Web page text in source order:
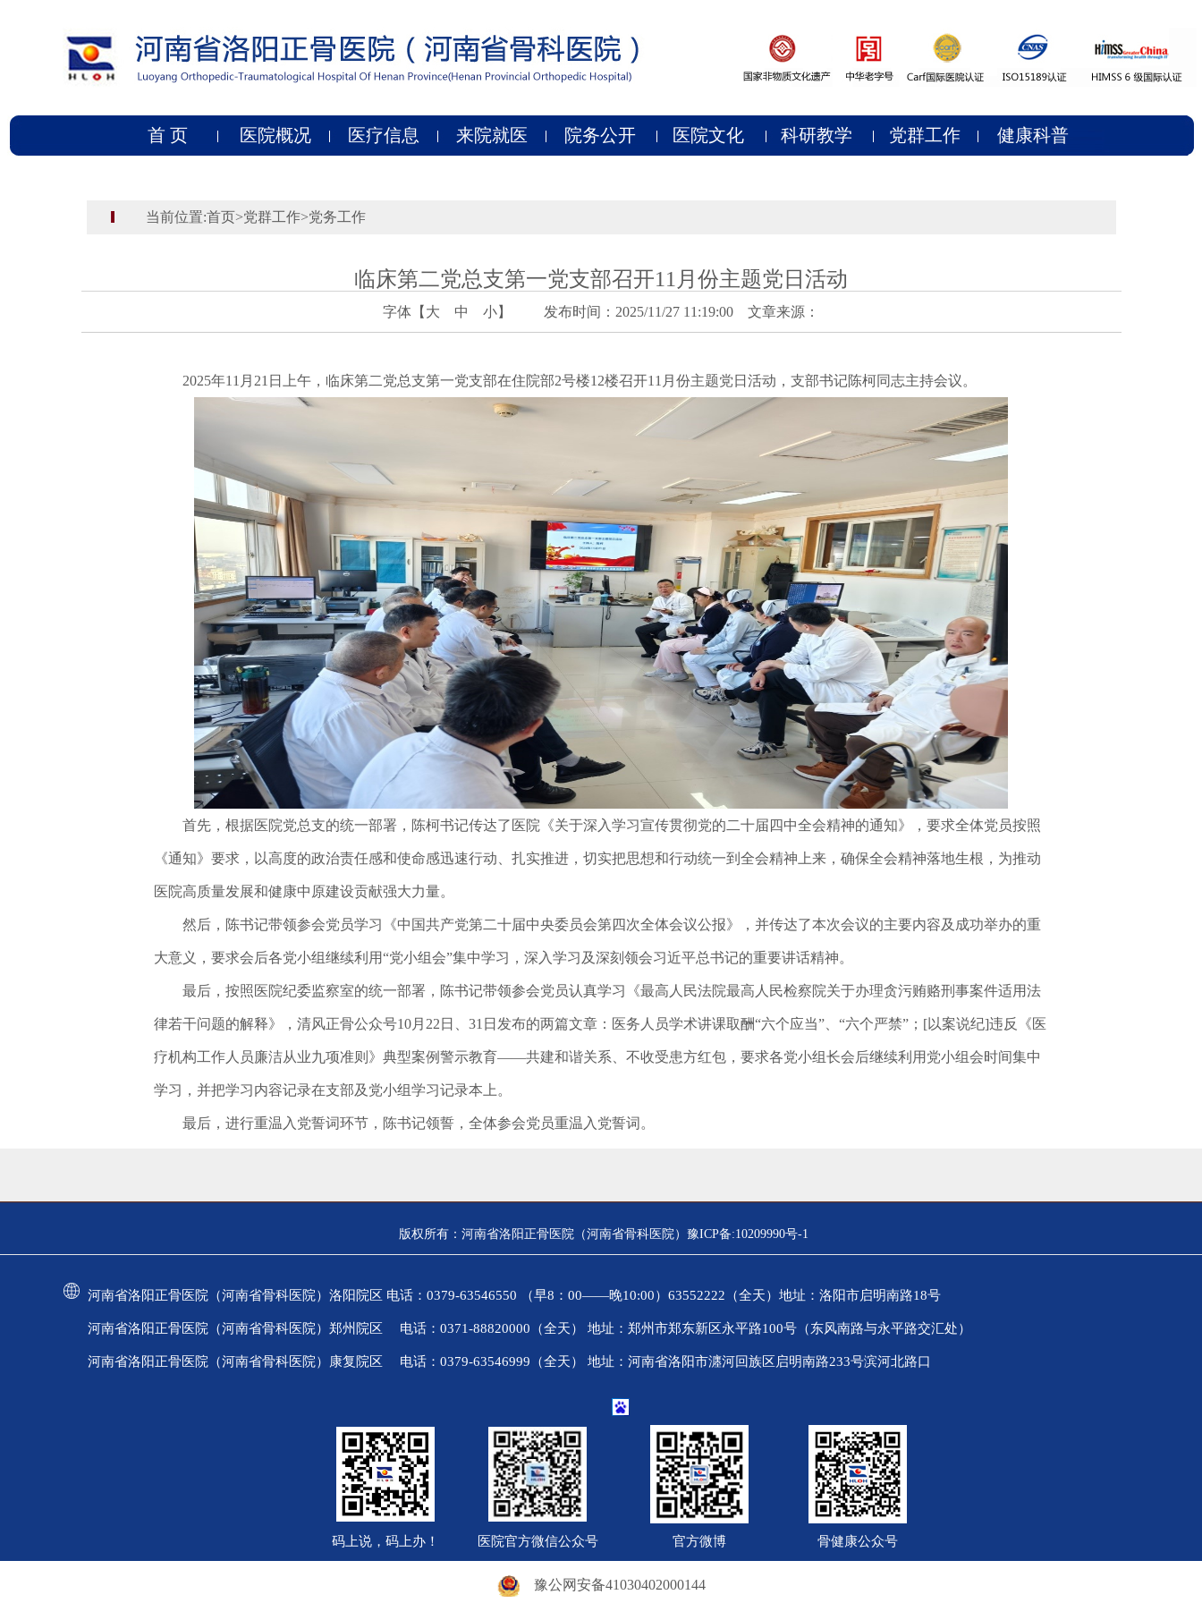
首 页 医院概况 医疗信息 来院就医 院务公开 医院文化 科研教学 党群工作 健康科普
当前位置:首页>党群工作>党务工作
临床第二党总支第一党支部召开11月份主题党日活动
字体【 大 中 小】 发布时间：2025/11/27 11:19:00 文章来源：
2025年11月21日上午，临床第二党总支第一党支部在住院部2号楼12楼召开11月份主题党日活动，支部书记陈柯同志主持会议。
首先，根据医院党总支的统一部署，陈柯书记传达了医院《关于深入学习宣传贯彻党的二十届四中全会精神的通知》，要求全体党员按照
《通知》要求，以高度的政治责任感和使命感迅速行动、扎实推进，切实把思想和行动统一到全会精神上来，确保全会精神落地生根，为推动
医院高质量发展和健康中原建设贡献强大力量。
然后，陈书记带领参会党员学习《中国共产党第二十届中央委员会第四次全体会议公报》，并传达了本次会议的主要内容及成功举办的重
大意义，要求会后各党小组继续利用“党小组会”集中学习，深入学习及深刻领会习近平总书记的重要讲话精神。
最后，按照医院纪委监察室的统一部署，陈书记带领参会党员认真学习《最高人民法院最高人民检察院关于办理贪污贿赂刑事案件适用法
律若干问题的解释》，清风正骨公众号10月22日、31日发布的两篇文章：医务人员学术讲课取酬“六个应当”、“六个严禁”；[以案说纪]违反《医
疗机构工作人员廉洁从业九项准则》典型案例警示教育——共建和谐关系、不收受患方红包，要求各党小组长会后继续利用党小组会时间集中
学习，并把学习内容记录在支部及党小组学习记录本上。
最后，进行重温入党誓词环节，陈书记领誓，全体参会党员重温入党誓词。
版权所有：河南省洛阳正骨医院（河南省骨科医院）豫ICP备:10209990号-1
河南省洛阳正骨医院（河南省骨科医院）洛阳院区 电话：0379-63546550 （早8：00——晚10:00）63552222（全天）地址：洛阳市启明南路18号
河南省洛阳正骨医院（河南省骨科医院）郑州院区 电话：0371-88820000（全天） 地址：郑州市郑东新区永平路100号（东风南路与永平路交汇处）
河南省洛阳正骨医院（河南省骨科医院）康复院区 电话：0379-63546999（全天） 地址：河南省洛阳市瀍河回族区启明南路233号滨河北路口
码上说，码上办！ 医院官方微信公众号 官方微博 骨健康公众号
豫公网安备41030402000144